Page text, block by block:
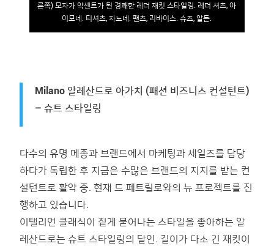
른쪽) 모자가 악센트가 된 경쾌한 레더 재킷 스타일링. 레더 셔츠, 아
이모네. 티셔츠, 자노네. 팬츠, 리바이스. 슈즈, 알든.
Milano 알레산드로 아가치 (패션 비즈니스 컨설턴트)
– 슈트 스타일링
다수의 유명 메종과 브랜드에서 마케팅과 세일즈를 담당
하다가 독립한 후 지금은 수많은 브랜드의 지지를 받는 컨
설턴트로 활약 중. 현재 드 페트릴로와의 뉴 프로젝트를 진
행하고 있습니다.
이탤리언 클래식이 짙게 묻어나는 스타일을 좋아하는 알
레산드로는 슈트 스타일링의 달인. 길이가 다소 긴 재킷이